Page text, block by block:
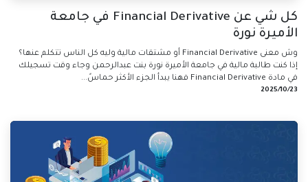
كل شي عن Financial Derivative في جامعة
الأميرة نورة
وش معنى Financial Derivative أو مشتقات مالية وليه كل الناس تتكلم عنها؟
إذا كنت طالبة مالية في جامعة الأميرة نورة بنت عبدالرحمن وجاء وقت تسجيلك
في مادة Financial Derivative فهنا يبدأ الجزء الأكثر حماسً...
23‏/10‏/2025